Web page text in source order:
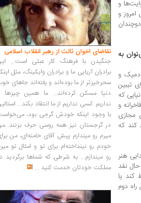
و
و
به
و
تببین
که
و
مجازی
کند که
هنر
نقد
کند یا
دوم
تقاضای اخوان ثالث از رهبر انقلاب اسلامی
جنگیدن با فرهنگ کار عبثی است...
برادران آریایی ما و برادران وایکینگ، مثل
سحرخیزتر از ما بوده‌اند و رفته‌اند جاهای
دنیا مسکن کرده‌اند... ما همین چیزها
نداریم. کسی نداریم از ما انتقاد بکند...
با وجود اینکه خودش گرجی بود،
در گرجستان نیز همه روسی حرف
میرم رو میندازم پیش آقای خامنه‌ای، من
خودم رو نینداخته‌ام برای تو و امثال تو
رو میندازم... به شرطی که شماها برگردید
مملکت خودتان خدمت کنید ...